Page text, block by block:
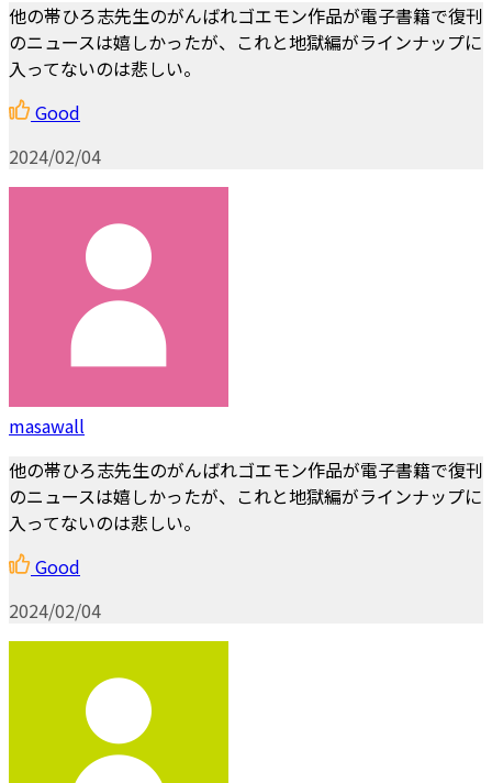
他の帯ひろ志先生のがんばれゴエモン作品が電子書籍で復刊
のニュースは嬉しかったが、これと地獄編がラインナップに
入ってないのは悲しい。
Good
2024/02/04
masawall
他の帯ひろ志先生のがんばれゴエモン作品が電子書籍で復刊
のニュースは嬉しかったが、これと地獄編がラインナップに
入ってないのは悲しい。
Good
2024/02/04